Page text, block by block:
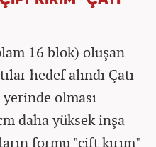
16 blok) oluşan
hedef alındı Çatı
olması
daha yüksek inşa
formu "çift kırım"